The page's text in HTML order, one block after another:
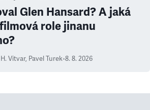
Glen Hansard? A jaká
role jinanu
Vitvar, Pavel Turek•8. 8. 2026